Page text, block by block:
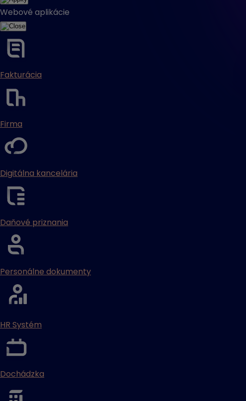
Webové aplikácie
Fakturácia
Firma
Digitálna kancelária
Daňové priznania
Personálne dokumenty
HR Systém
Dochádzka